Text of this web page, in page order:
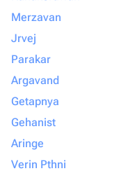
Merzavan
Jrvej
Parakar
Argavand
Getapnya
Gehanist
Aringe
Verin Pthni